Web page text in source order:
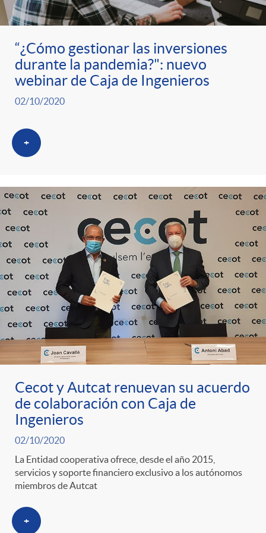
r
a
S
a
l
a
d
e
p
r
e
n
s
n
p
r
c
a
t
e
g
o
r
í
a
e
n
d
o
A
n
c
l
a
F
i
l
l
i
c
a
d
o
r
d
e
c
o
n
t
e
“¿Cómo gestionar las inversiones
durante la pandemia?": nuevo
webinar de Caja de Ingenieros
02/10/2020
+
Cecot y Autcat renuevan su acuerdo
de colaboración con Caja de
Ingenieros
02/10/2020
La Entidad cooperativa ofrece, desde el año 2015,
servicios y soporte financiero exclusivo a los autónomos
miembros de Autcat
+